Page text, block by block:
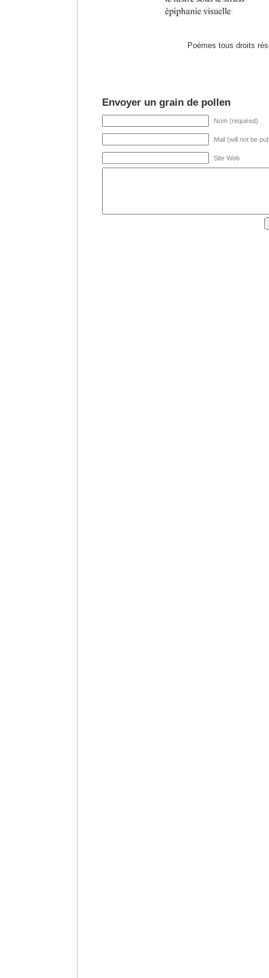
Poèmes tous droits
Envoyer un grain de pollen
Nom (required)
Mail (will not be
Site Web